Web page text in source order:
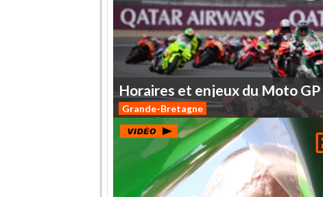
Horaires et enjeux du Moto GP
Grande-Bretagne